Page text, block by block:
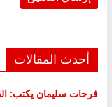
أحدث المقالات
فرحات سليمان يكتب: